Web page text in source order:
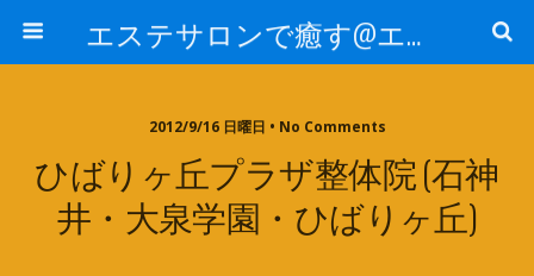
エステサロンで癒す@エステ～全国エステ情報
2012/9/16 日曜日 • No Comments
ひばりヶ丘プラザ整体院 (石神
井・大泉学園・ひばりヶ丘)